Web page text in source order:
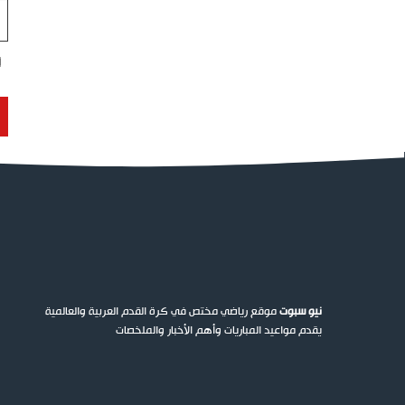
نيو سبوتموقع رياضي مختص في كرة القدم العربية والعالمية
يقدم مواعيد المباريات وأهم الأخبار والملخصات